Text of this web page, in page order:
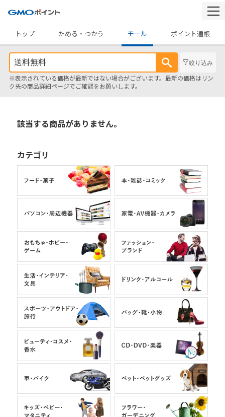
トップ
ためる・つかう モール ポイント通帳
絞り込み
※表示されている価格が最新ではない場合がございます。最新の価格はリン
ク先の商品詳細ページでご確認をお願いします。
該当する商品がありません。
カテゴリ